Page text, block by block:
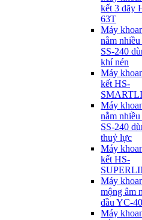
kết 3 dãy
63T
Máy
nằm
SS-240
khí nén
Máy
kết HS-
Máy
nằm
SS-240
thuỷ lực
Máy
kết HS-
Máy
mộng âm
đầu YC-
Máy